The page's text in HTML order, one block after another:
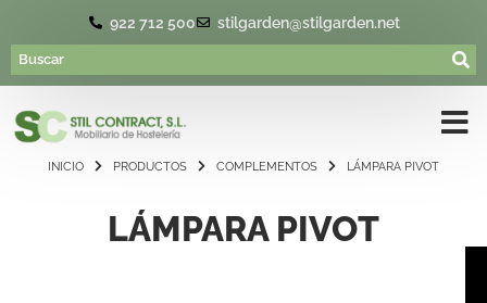
922 712 500 stilgarden@stilgarden.net
INICIO PRODUCTOS COMPLEMENTOS LÁMPARA PIVOT
LÁMPARA PIVOT